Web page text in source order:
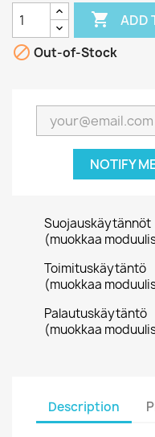
 ADD
 Out-of-Stock
NOTIFY
Suojauskäytännöt
(muokkaa
Toimituskäytäntö
(muokkaa
Palautuskäytäntö
(muokkaa
Description